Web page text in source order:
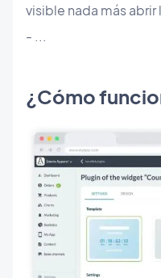
visible nada más
- ...
¿Cómo